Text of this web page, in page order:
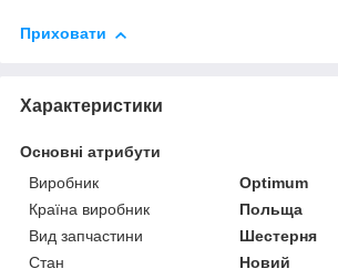
Приховати
Характеристики
Основні атрибути
Виробник
Optimum
Країна виробник
Польща
Вид запчастини
Шестерня
Стан
Новий